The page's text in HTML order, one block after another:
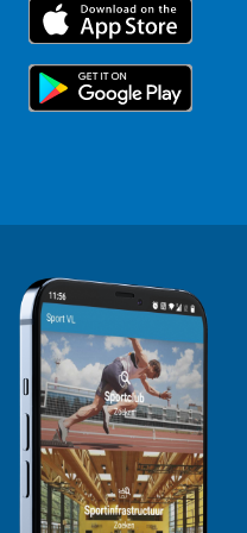
Topsporters
Voor de pers